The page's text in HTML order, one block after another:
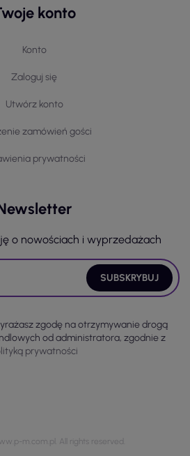
konto
Konto
Zaloguj się
Utwórz konto
zamówień gości
prywatności
o nowościach i wyprzedażach
zgodę na otrzymywanie drogą
od administratora, zgodnie z
prywatności
m.com.pl. All rights reserved.